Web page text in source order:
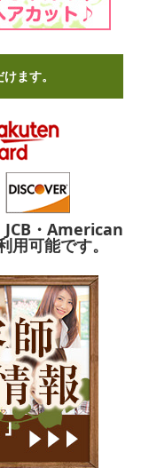
ます。
JCB・American
用可能です。